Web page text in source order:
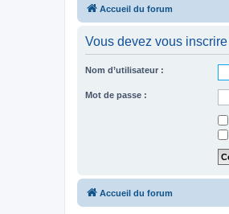
Accueil du forum
Vous devez vous
Nom d’utilisateur :
Mot de passe :
Accueil du forum